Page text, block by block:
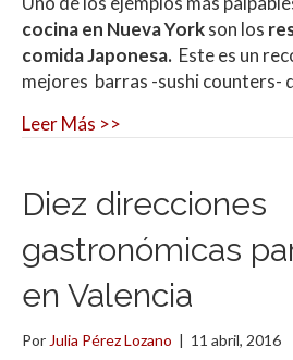
cocina en Nueva Yorkson los
comida Japonesa. Este es un
mejores barras -sushi counters-
Leer Más >>
Diez direcciones
gastronómicas
en Valencia
Por Julia Pérez Lozano | 11 abril, 2016